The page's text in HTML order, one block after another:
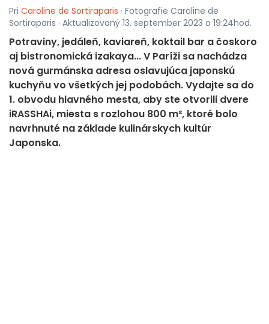
Pri Caroline de Sortiraparis · Fotografie Caroline de
Sortiraparis · Aktualizovaný 13. september 2023 o 19:24hod.
Potraviny, jedáleň, kaviareň, koktail bar a čoskoro
aj bistronomická izakaya... V Paríži sa nachádza
nová gurmánska adresa oslavujúca japonskú
kuchyňu vo všetkých jej podobách. Vydajte sa do
1. obvodu hlavného mesta, aby ste otvorili dvere
iRASSHAi, miesta s rozlohou 800 m², ktoré bolo
navrhnuté na základe kulinárskych kultúr
Japonska.